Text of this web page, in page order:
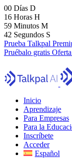
00 Días D
16 Horas H
59 Minutos M
41 Segundos S
Prueba Talkpal
Pruébalo gratis
Inicio
Aprendizaje
Para Empresas
Para la
Inscríbete
Acceder
Español